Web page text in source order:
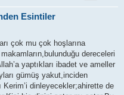
Esintiler
çok mu çok hoşlarına
dereceleri
yaptıkları ibadet ve ameller
gümüş yakut,inciden
Kerim’i dinleyecekler;ahirette de